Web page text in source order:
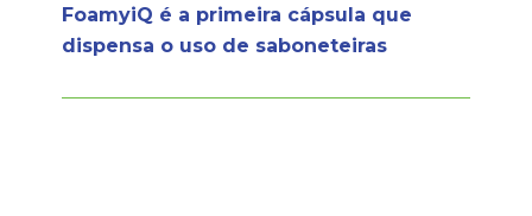
FoamyiQ é a primeira cápsula que
dispensa o uso de saboneteiras